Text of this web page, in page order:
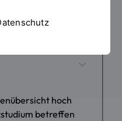
hoch
betreffen